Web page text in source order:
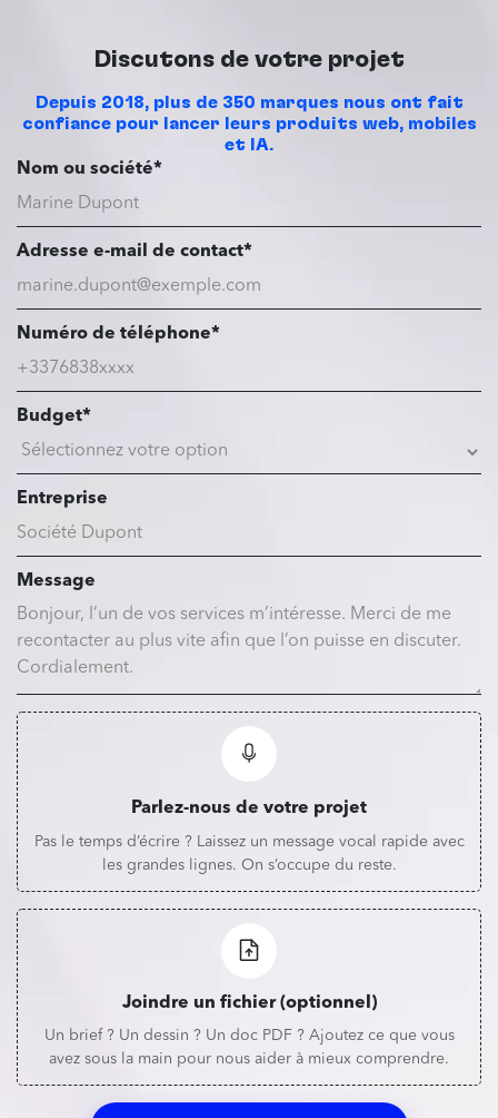
Discutons de votre projet
Depuis 2018, plus de 350 marques nous ont fait
confiance pour lancer leurs produits web, mobiles
et IA.
Nom ou société*
Adresse e-mail de contact*
Numéro de téléphone*
Budget*
Entreprise
Message
Parlez-nous de votre projet
Pas le temps d’écrire ? Laissez un message vocal rapide avec
les grandes lignes. On s’occupe du reste.
Joindre un fichier (optionnel)
Un brief ? Un dessin ? Un doc PDF ? Ajoutez ce que vous
avez sous la main pour nous aider à mieux comprendre.